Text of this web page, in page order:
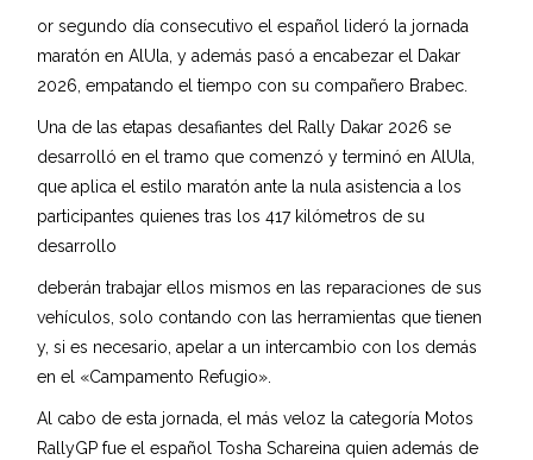
or segundo día consecutivo el español lideró la jornada
maratón en AlUla, y además pasó a encabezar el Dakar
2026, empatando el tiempo con su compañero Brabec.
Una de las etapas desafiantes del Rally Dakar 2026 se
desarrolló en el tramo que comenzó y terminó en AlUla,
que aplica el estilo maratón ante la nula asistencia a los
participantes quienes tras los 417 kilómetros de su
desarrollo
deberán trabajar ellos mismos en las reparaciones de sus
vehículos, solo contando con las herramientas que tienen
y, si es necesario, apelar a un intercambio con los demás
en el «Campamento Refugio».
Al cabo de esta jornada, el más veloz la categoría Motos
RallyGP fue el español Tosha Schareina quien además de